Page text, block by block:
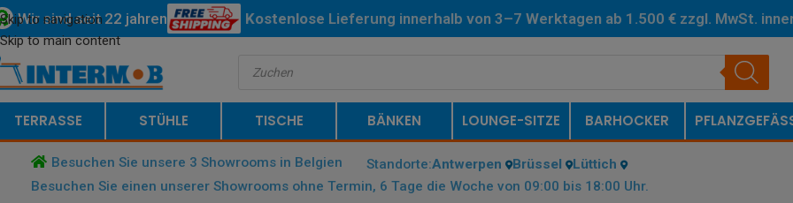
Skip to navigation
Skip to main content
Wir sind seit 22 jahren Kostenlose Lieferung innerhalb von 3–7 Werktagen ab 1.500 € zzgl. MwSt.
TERRASSE STÜHLE TISCHE BÄNKEN LOUNGE-SITZE BARHOCKER
Besuchen Sie unsere 3 Showrooms in Belgien Standorte:Antwerpen Brüssel Lüttich
Besuchen Sie einen unserer Showrooms ohne Termin, 6 Tage die Woche von 09:00 bis 18:00 Uhr.